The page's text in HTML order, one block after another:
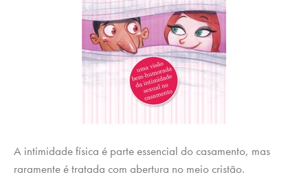
A intimidade física é parte essencial do casamento, mas
raramente é tratada com abertura no meio cristão.